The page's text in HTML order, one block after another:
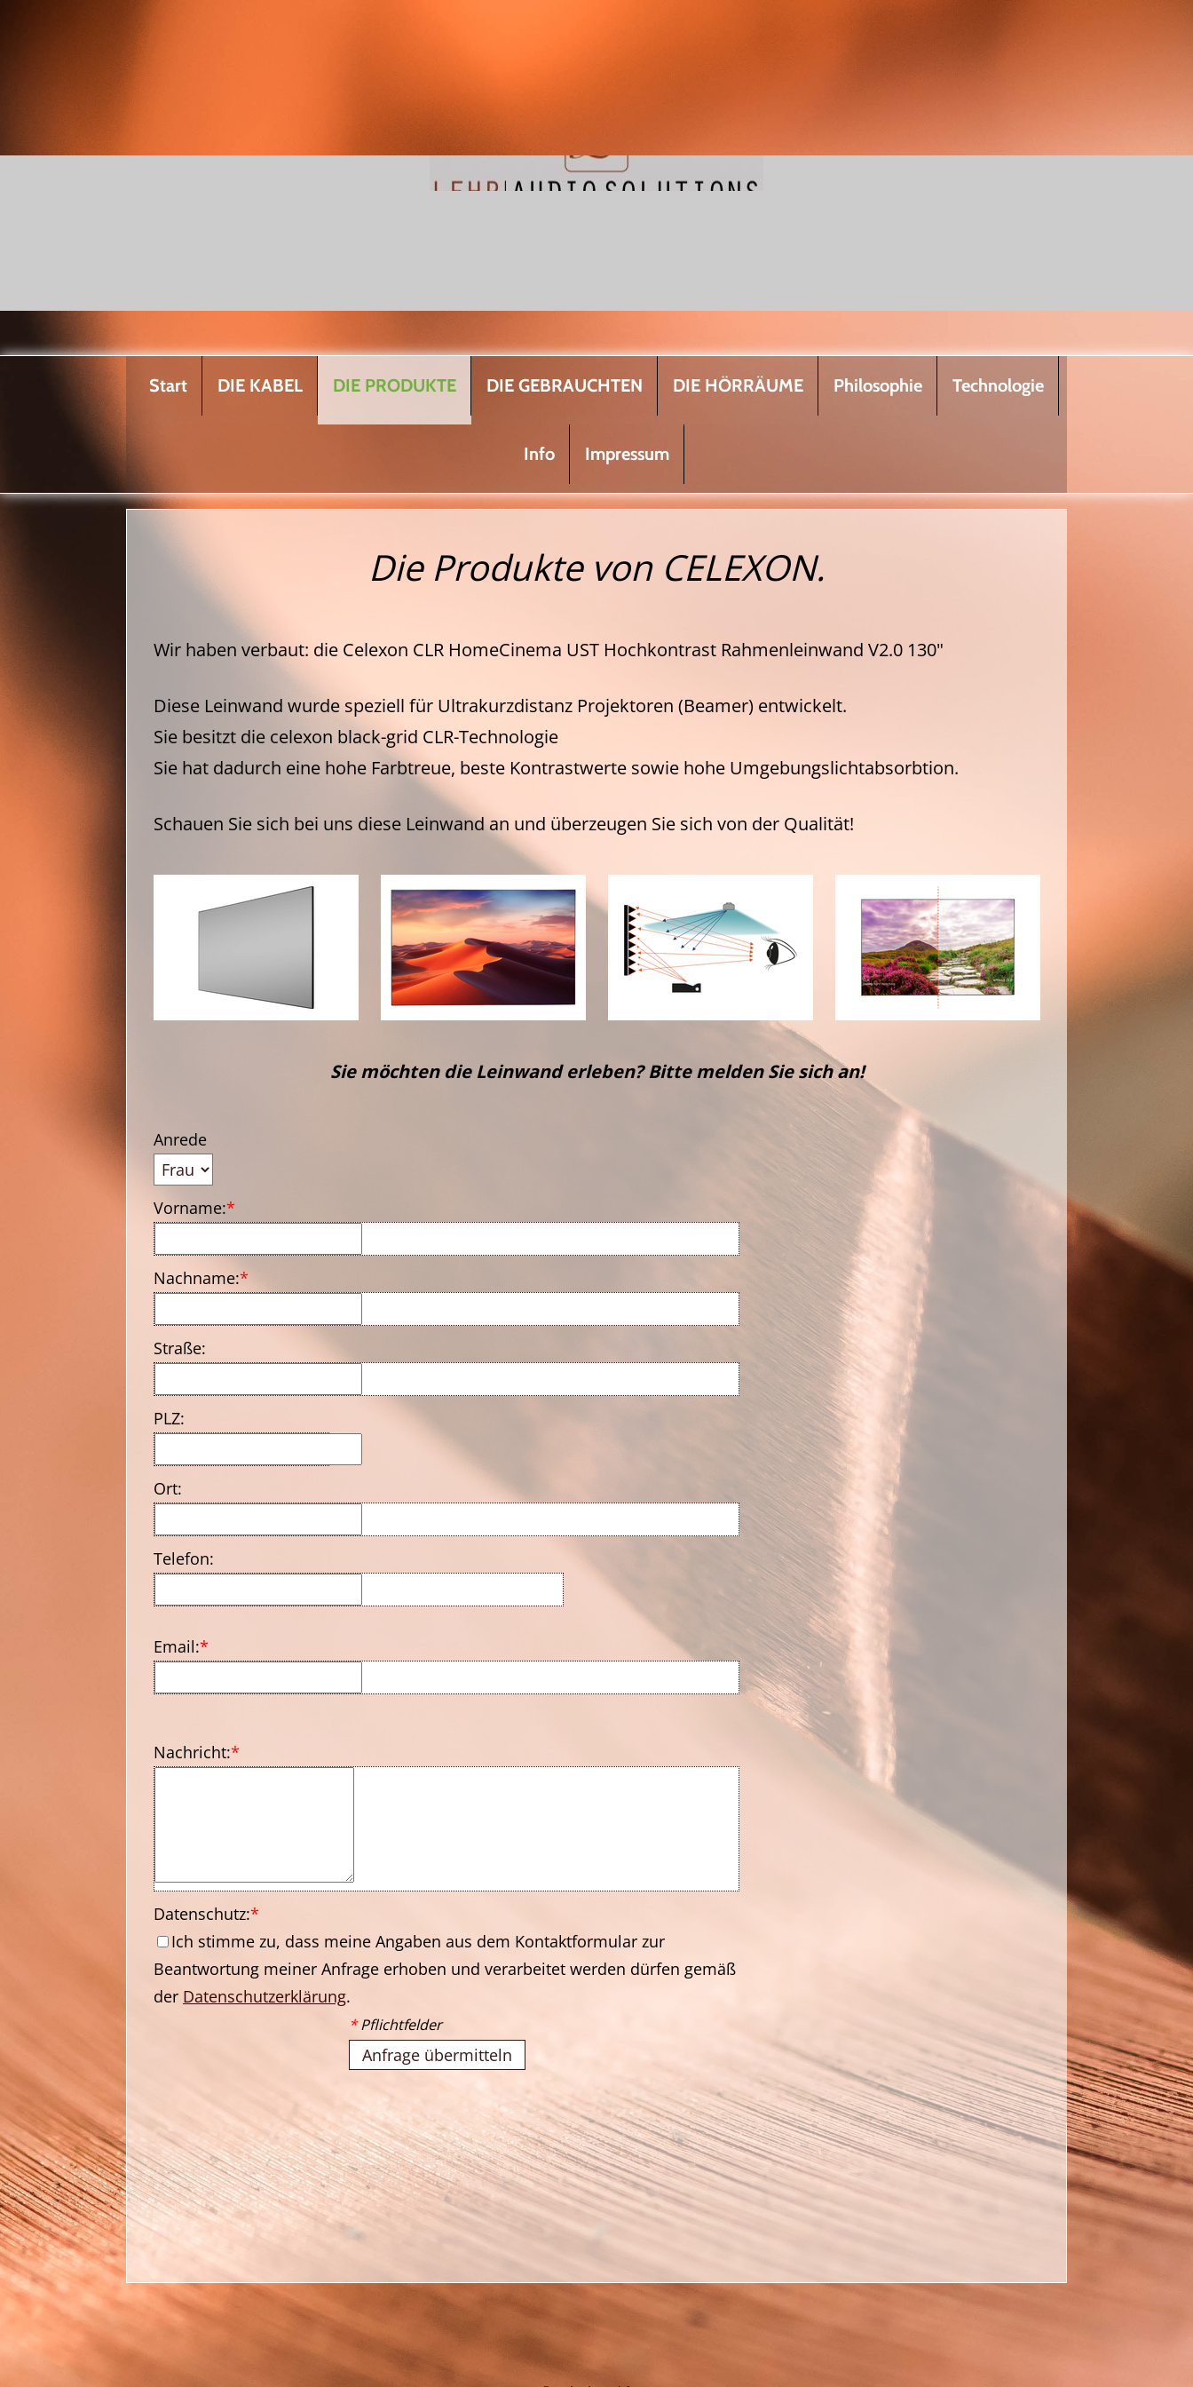
Start DIE KABEL DIE PRODUKTE DIE GEBRAUCHTEN DIE HÖRRÄUME Philosophie Technologie
Info Impressum
Die Produkte von CELEXON.
Wir haben verbaut: die Celexon CLR HomeCinema UST Hochkontrast Rahmenleinwand V2.0 130"
Diese Leinwand wurde speziell für Ultrakurzdistanz Projektoren (Beamer) entwickelt.
Sie besitzt die celexon black-grid CLR-Technologie
Sie hat dadurch eine hohe Farbtreue, beste Kontrastwerte sowie hohe Umgebungslichtabsorbtion.
Schauen Sie sich bei uns diese Leinwand an und überzeugen Sie sich von der Qualität!
Sie möchten die Leinwand erleben? Bitte melden Sie sich an!
Anrede
Vorname:*
Nachname:*
Straße:
PLZ:
Ort:
Telefon:
Email:*
Nachricht:*
Datenschutz:*
Ich stimme zu, dass meine Angaben aus dem Kontaktformular zur
Beantwortung meiner Anfrage erhoben und verarbeitet werden dürfen gemäß
der Datenschutzerklärung.
*Pflichtfelder
Anfrage übermitteln